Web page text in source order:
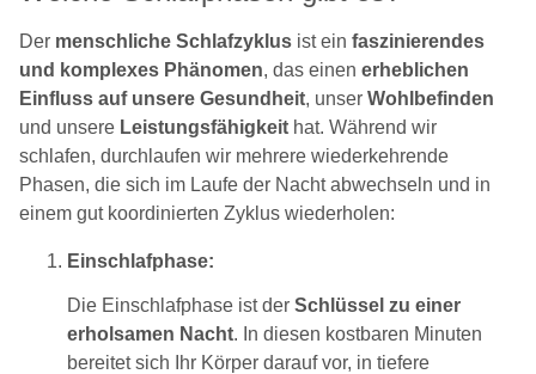
Der menschliche Schlafzyklus ist ein faszinierendes
und komplexes Phänomen, das einen erheblichen
Einfluss auf unsere Gesundheit, unser Wohlbefinden
und unsere Leistungsfähigkeit hat. Während wir
schlafen, durchlaufen wir mehrere wiederkehrende
Phasen, die sich im Laufe der Nacht abwechseln und in
einem gut koordinierten Zyklus wiederholen:
Einschlafphase:
Die Einschlafphase ist der Schlüssel zu einer
erholsamen Nacht. In diesen kostbaren Minuten
bereitet sich Ihr Körper darauf vor, in tiefere